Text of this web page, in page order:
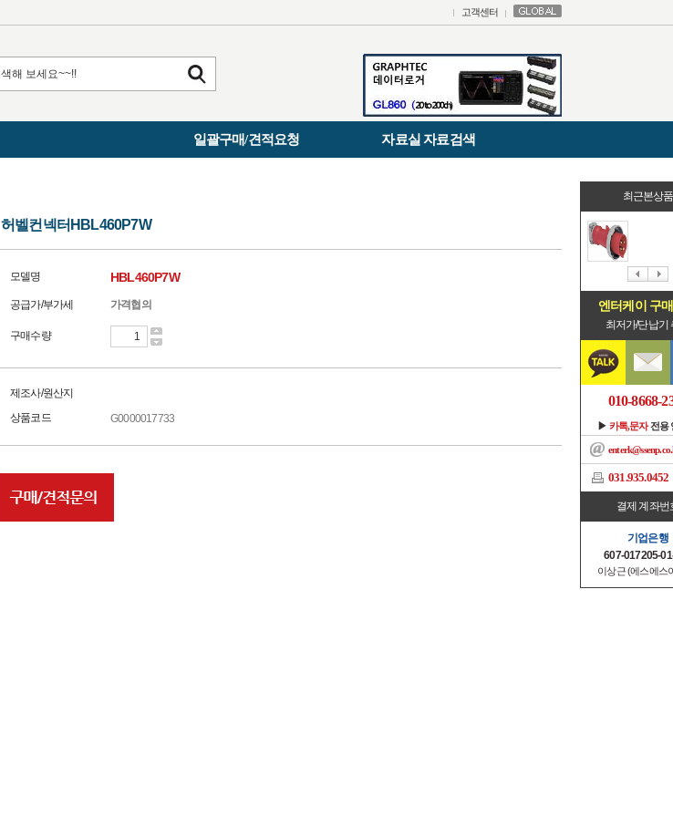
고객센터
일괄구매/견적요청 자료실 자료검색
허벨컨넥터HBL460P7W
모델명 HBL460P7W
공급가/부가세 가격협의
구매수량
제조사/원산지
상품코드
G0000017733
최근본상품
엔터케이 구
최저가/단납기
010-8668-
▶ 카톡,문자전용
031.935.0452
결제 계좌번
기업은행
607-017205-
이상근 (에스에스